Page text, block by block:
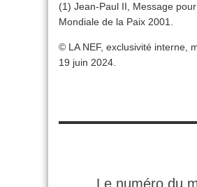
(1) Jean-Paul II, Message
Mondiale de la Paix 2001.
© LA NEF, exclusivité interne,
19 juin 2024.
Le numéro du